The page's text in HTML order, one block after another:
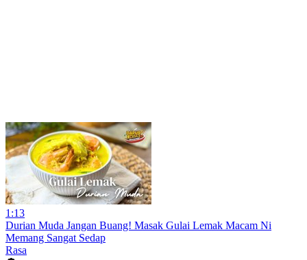
1:13
Durian Muda Jangan Buang! Masak Gulai Lemak Macam Ni
Memang Sangat Sedap
Rasa